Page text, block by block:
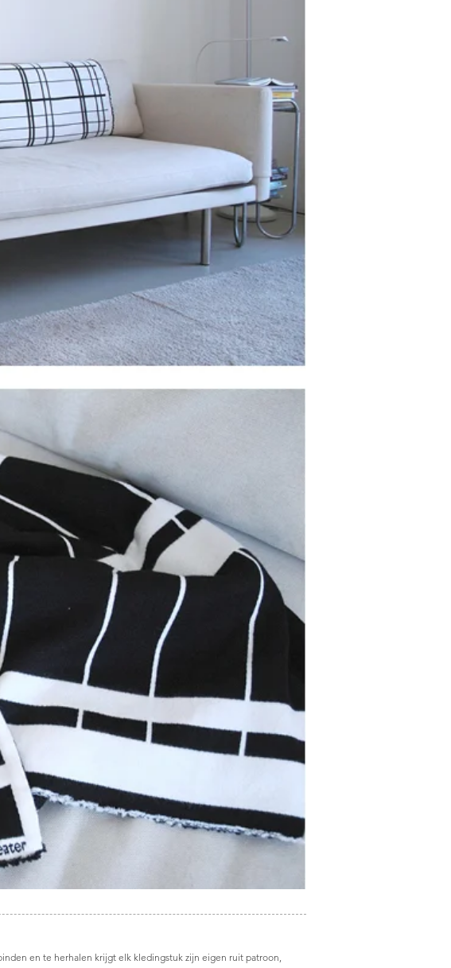
en te herhalen krijgt elk kledingstuk zijn eigen ruit patroon,